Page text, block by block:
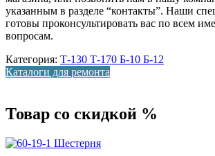
указанным в разделе “контакты”. Наши
готовы проконсультировать вас по всем
вопросам.
Категория: Т-130 Т-170 Б-10 Б-12
Каталоги для ремонта
Товар со скидкой %